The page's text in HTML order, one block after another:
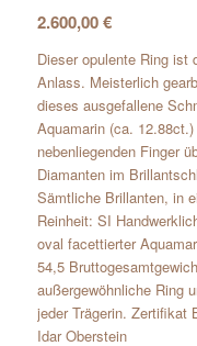
2.600,00€
Dieser opulente Ring ist
Anlass. Meisterlich
dieses ausgefallene
Aquamarin (ca.
nebenliegenden Finger
Diamanten im
Sämtliche Brillanten, in
Reinheit: SI
oval facettierter
54,5
außergewöhnliche Ring
jeder Trägerin. Zertifikat
Idar Oberstein